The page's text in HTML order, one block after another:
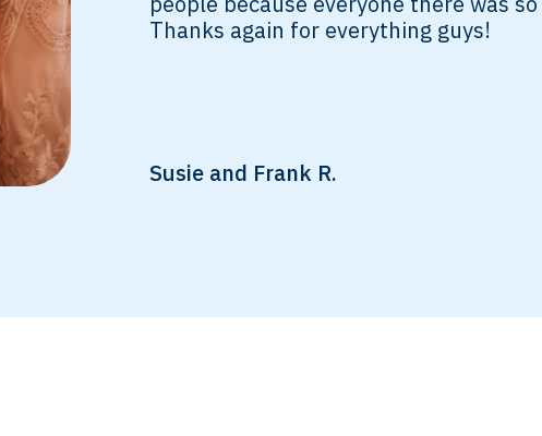
Thanks again for everything guys!
Susie and Frank R.